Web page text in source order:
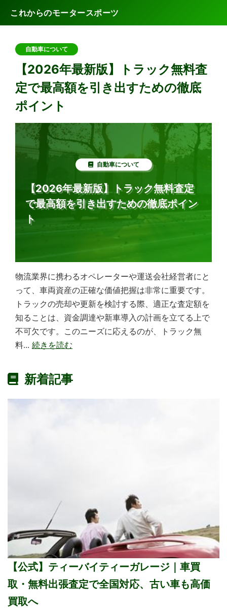
これからのモータースポーツ
自動車について
【2026年最新版】トラック無料査
定で最高額を引き出すための徹底
ポイント
自動車について
【2026年最新版】トラック無料査定
で最高額を引き出すための徹底ポイン
ト
物流業界に携わるオペレーターや運送会社経営者にと
って、車両資産の正確な価値把握は非常に重要です。
トラックの売却や更新を検討する際、適正な査定額を
知ることは、資金調達や新車導入の計画を立てる上で
不可欠です。このニーズに応えるのが、トラック無
料... 続きを読む
新着記事
【公式】ティーバイティーガレージ｜車買
取・無料出張査定で全国対応、古い車も高価
買取へ